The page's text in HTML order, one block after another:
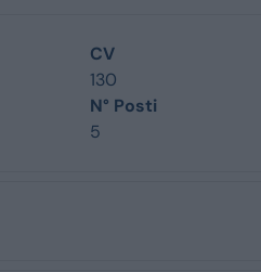
CV
130
N° Posti
5